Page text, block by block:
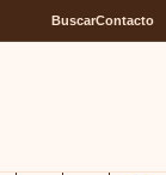
BuscarContacto